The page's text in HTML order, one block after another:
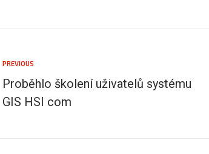
PREVIOUS
Proběhlo školení uživatelů systému
GIS HSI com